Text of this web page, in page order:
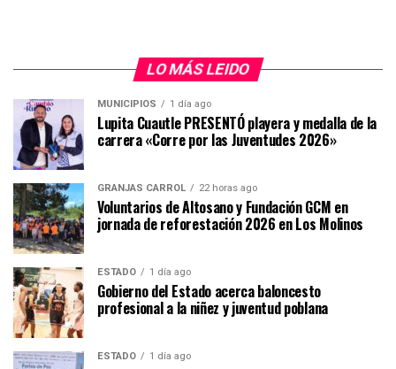
LO MÁS LEIDO
MUNICIPIOS 1 día ago
Lupita Cuautle PRESENTÓ playera y medalla de la
carrera «Corre por las Juventudes 2026»
GRANJAS CARROL 22 horas ago
Voluntarios de Altosano y Fundación GCM en
jornada de reforestación 2026 en Los Molinos
ESTADO 1 día ago
Gobierno del Estado acerca baloncesto
profesional a la niñez y juventud poblana
ESTADO 1 día ago